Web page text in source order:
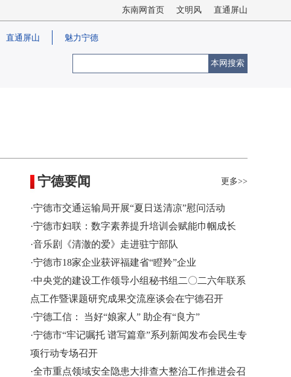
东南网首页 文明风 直通屏山
直通屏山 魅力宁德
本网搜索
更多>>
宁德要闻
·宁德市交通运输局开展“夏日送清凉”慰问活动
·宁德市妇联：数字素养提升培训会赋能巾帼成长
·音乐剧《清澈的爱》走进驻宁部队
·宁德市18家企业获评福建省“瞪羚”企业
·中央党的建设工作领导小组秘书组二〇二六年联系
点工作暨课题研究成果交流座谈会在宁德召开
·宁德工信： 当好“娘家人” 助企有“良方”
·宁德市“牢记嘱托 谱写篇章”系列新闻发布会民生专
项行动专场召开
·全市重点领域安全隐患大排查大整治工作推进会召